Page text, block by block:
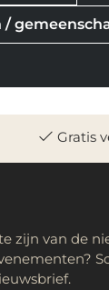
Gratis
zijn van de